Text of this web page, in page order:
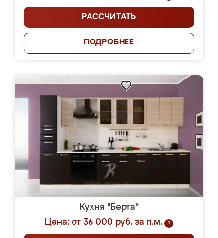
РАССЧИТАТЬ
ПОДРОБНЕЕ
Кухня "Берта"
Цена: от 36 000 руб. за п.м.
?